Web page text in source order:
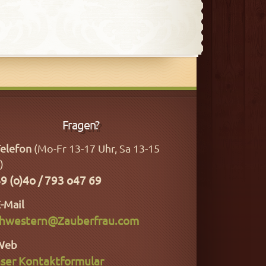
Fragen?
(Mo-Fr 13-17 Uhr, Sa 13-15
(o)4o / 793 o47 69
Mail
Kontaktformular